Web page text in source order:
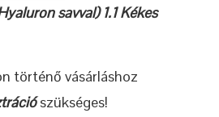
savval) 1.1 Kékes
történő vásárláshoz
szükséges!